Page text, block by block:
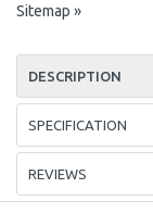
Sitemap »
DESCRIPTION
SPECIFICATION
REVIEWS